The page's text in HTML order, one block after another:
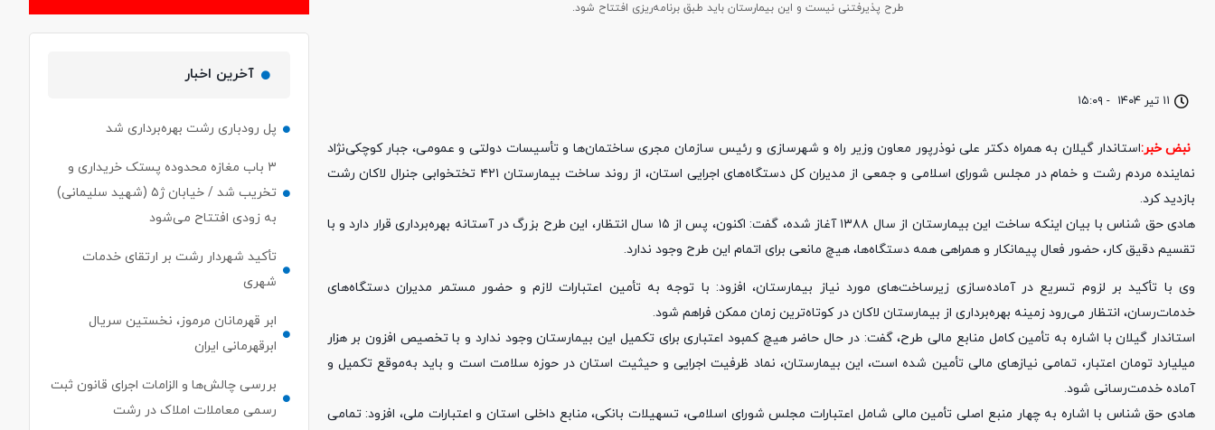
۱۱ تیر ۱۴۰۴ - ۱۵:۰۹
طرح پذیرفتنی نیست و این بیمارستان باید طبق برنامه‌ریزی افتتاح شود.
نبض خبر:استاندار گیلان به همراه دکتر علی نوذرپور معاون وزیر راه و شهرسازی و رئیس سازمان مجری ساختمان‌ها و تأسیسات دولتی و عمومی، جبار کوچکی‌نژاد
نماینده مردم رشت و خمام در مجلس شورای اسلامی و جمعی از مدیران کل دستگاه‌های اجرایی استان، از روند ساخت بیمارستان ۴۲۱ تختخوابی جنرال لاکان رشت
بازدید کرد.
هادی حق شناس با بیان اینکه ساخت این بیمارستان از سال ۱۳۸۸ آغاز شده، گفت: اکنون، پس از ۱۵ سال انتظار، این طرح بزرگ در آستانه بهره‌برداری قرار دارد و با
تقسیم دقیق کار، حضور فعال پیمانکار و همراهی همه دستگاه‌ها، هیچ مانعی برای اتمام این طرح وجود ندارد.
وی با تأکید بر لزوم تسریع در آماده‌سازی زیرساخت‌های مورد نیاز بیمارستان، افزود: با توجه به تأمین اعتبارات لازم و حضور مستمر مدیران دستگاه‌های
خدمات‌رسان، انتظار می‌رود زمینه بهره‌برداری از بیمارستان لاکان در کوتاه‌ترین زمان ممکن فراهم شود.
استاندار گیلان با اشاره به تأمین کامل منابع مالی طرح، گفت: در حال حاضر هیچ کمبود اعتباری برای تکمیل این بیمارستان وجود ندارد و با تخصیص افزون بر هزار
میلیارد تومان اعتبار، تمامی نیاز‌های مالی تأمین شده است، این بیمارستان، نماد ظرفیت اجرایی و حیثیت استان در حوزه سلامت است و باید به‌موقع تکمیل و
آماده خدمت‌رسانی شود.
هادی حق شناس با اشاره به چهار منبع اصلی تأمین مالی شامل اعتبارات مجلس شورای اسلامی، تسهیلات بانکی، منابع داخلی استان و اعتبارات ملی، افزود: تمامی
آخرین اخبار
پل رودباری رشت بهره‌برداری شد
۳ باب مغازه محدوده پستک خریداری و
تخریب شد / خیابان ژ۵ (شهید سلیمانی)
به زودی افتتاح می‌شود
تأکید شهردار رشت بر ارتقای خدمات
شهری
ابر قهرمانان مرموز، نخستین سریال
ابرقهرمانی ایران
بررسی چالش‌ها و الزامات اجرای قانون ثبت
رسمی معاملات املاک در رشت